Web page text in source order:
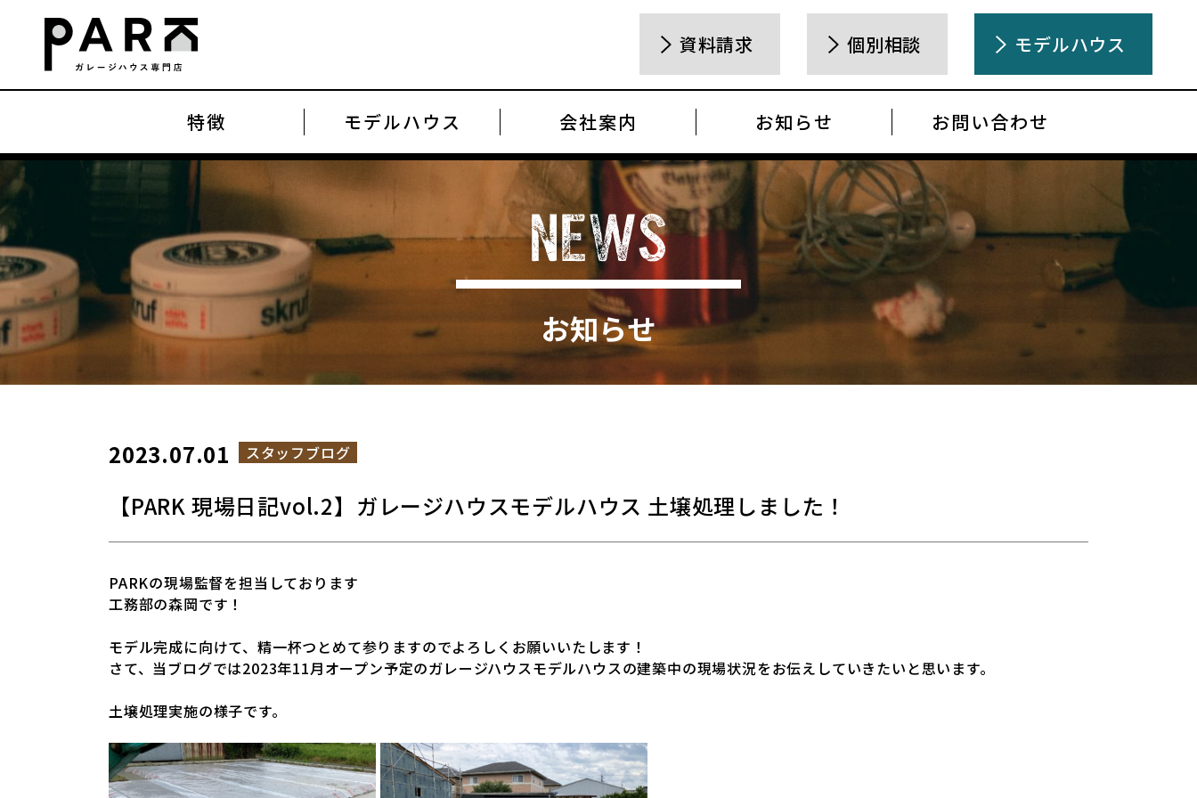
資料請求 個別相談 モデルハウス
特徴 モデルハウス 会社案内 お知らせ お問い合わせ
お知らせ
2023.07.01 スタッフブログ
【PARK 現場日記vol.2】ガレージハウスモデルハウス 土壌処理しました！
PARKの現場監督を担当しております
工務部の森岡です！
モデル完成に向けて、精一杯つとめて参りますのでよろしくお願いいたします！
さて、当ブログでは2023年11月オープン予定のガレージハウスモデルハウスの建築中の現場状況をお伝えしていきたいと思います。
土壌処理実施の様子です。